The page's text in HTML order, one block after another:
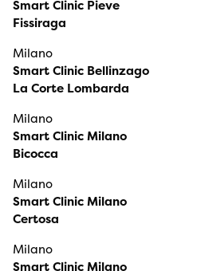
Smart Clinic Pieve
Fissiraga
Milano
Smart Clinic Bellinzago
La Corte Lombarda
Milano
Smart Clinic Milano
Bicocca
Milano
Smart Clinic Milano
Certosa
Milano
Smart Clinic Milano